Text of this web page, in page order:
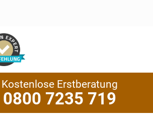
Kostenlose Erstberatung
0800 7235 719